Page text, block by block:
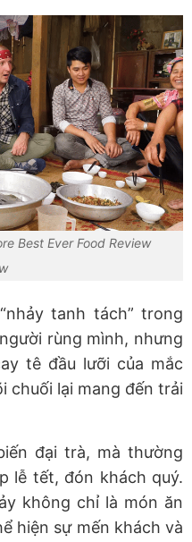
Best Ever Food Review
tanh tách” trong
rùng mình, nhưng
tê đầu lưỡi của mắc
chuối lại mang đến trải
đại trà, mà thường
lễ tết, đón khách quý.
không chỉ là món ăn
hiện sự mến khách và